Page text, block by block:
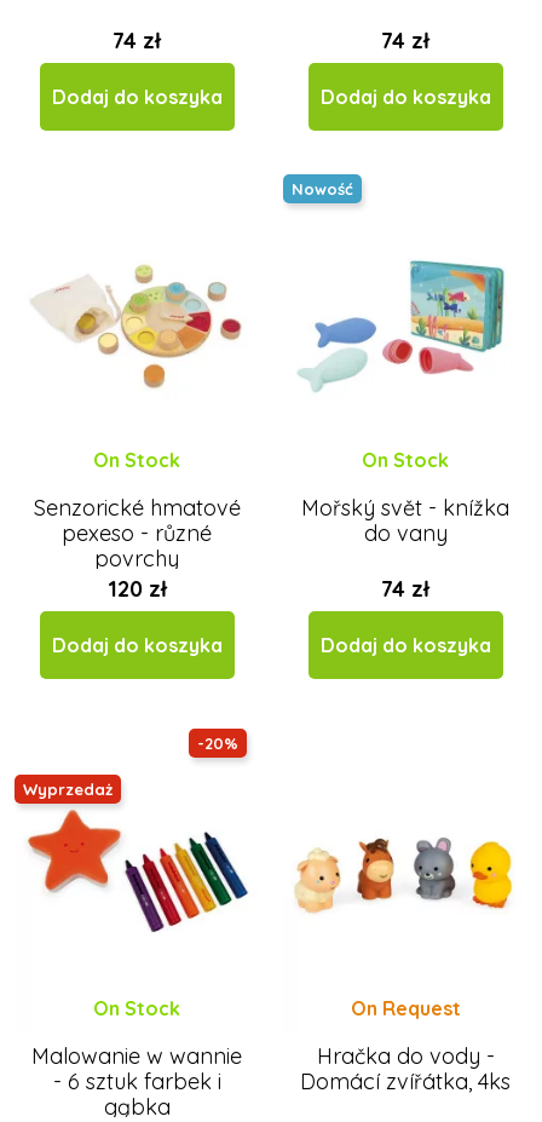
74 zł
Dodaj do koszyka
74 zł
Dodaj do koszyka
On Stock
Senzorické hmatové
pexeso - různé
povrchy
120 zł
Dodaj do koszyka
Nowość
On Stock
Mořský svět - knížka
do vany
74 zł
Dodaj do koszyka
-20%
Wyprzedaż
On Stock
Malowanie w wannie
- 6 sztuk farbek i
gąbka
On Request
Hračka do vody -
Domácí zvířátka, 4ks